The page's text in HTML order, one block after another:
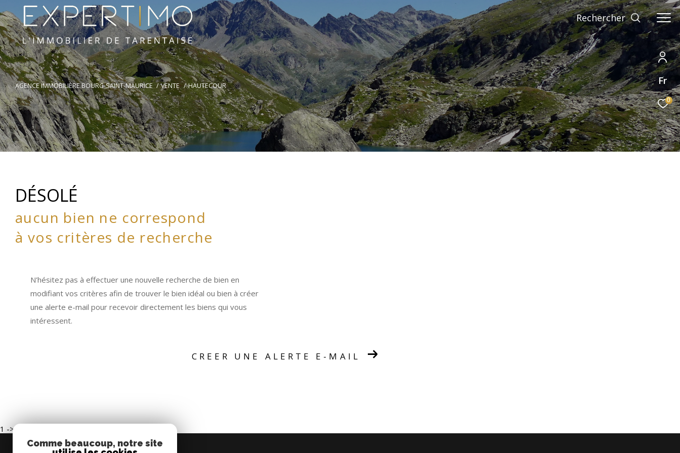
Fr
0
rechercher
Votre
recherche
AGENCE IMMOBILIÈRE BOURG-SAINT-MAURICE VENTE HAUTECOUR
DÉSOLÉ
aucun bien ne correspond
à vos critères de recherche
N'hésitez pas à effectuer une nouvelle recherche de bien en
modifiant vos critères afin de trouver le bien idéal ou bien à créer
une alerte e-mail pour recevoir directement les biens qui vous
intéressent.
CREER UNE ALERTE E-MAIL
1 -> Erreur de chargement d'un module
Comme beaucoup, notre site